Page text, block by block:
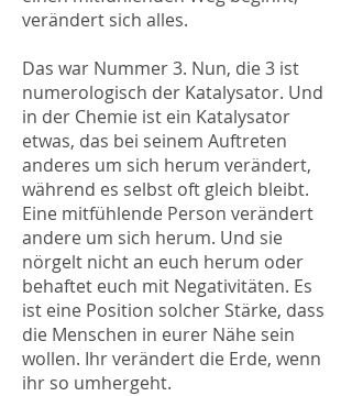
verändert sich alles.
Das war Nummer 3. Nun, die 3 ist
numerologisch der Katalysator. Und
in der Chemie ist ein Katalysator
etwas, das bei seinem Auftreten
anderes um sich herum verändert,
während es selbst oft gleich bleibt.
Eine mitfühlende Person verändert
andere um sich herum. Und sie
nörgelt nicht an euch herum oder
behaftet euch mit Negativitäten. Es
ist eine Position solcher Stärke, dass
die Menschen in eurer Nähe sein
wollen. Ihr verändert die Erde, wenn
ihr so umhergeht.